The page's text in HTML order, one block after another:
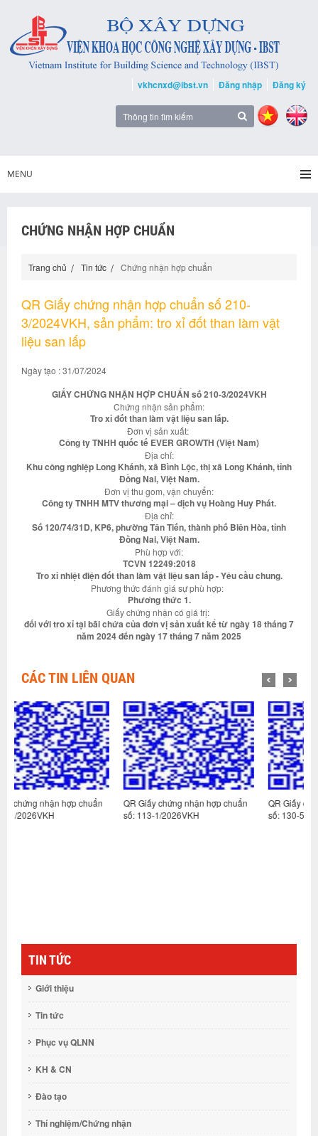
vkhcnxd@ibst.vn Đăng nhập Đăng ký
MENU
CHỨNG NHẬN HỢP CHUẨN
Trang chủ Tin tức Chứng nhận hợp chuẩn
QR Giấy chứng nhận hợp chuẩn số 210-
3/2024VKH, sản phẩm: tro xỉ đốt than làm vật
liệu san lấp
Ngày tạo : 31/07/2024
GIẤY CHỨNG NHẬN HỢP CHUẨN số 210-3/2024VKH
Chứng nhận sản phẩm:
Tro xỉ đốt than làm vật liệu san lấp.
Đơn vị sản xuất:
Công ty TNHH quốc tế EVER GROWTH (Việt Nam)
Địa chỉ:
Khu công nghiệp Long Khánh, xã Bình Lộc, thị xã Long Khánh, tỉnh
Đồng Nai, Việt Nam.
Đơn vị thu gom, vận chuyển:
Công ty TNHH MTV thương mại – dịch vụ Hoàng Huy Phát.
Địa chỉ:
Số 120/74/31D, KP6, phường Tân Tiến, thành phố Biên Hòa, tỉnh
Đồng Nai, Việt Nam.
Phù hợp với:
TCVN 12249:2018
Tro xỉ nhiệt điện đốt than làm vật liệu san lấp - Yêu cầu chung.
Phương thức đánh giá sự phù hợp:
Phương thức 1.
Giấy chứng nhận có giá trị:
đối với tro xỉ tại bãi chứa của đơn vị sản xuất kể từ ngày 18 tháng 7
năm 2024 đến ngày 17 tháng 7 năm 2025
CÁC TIN LIÊN QUAN
QR Giấy chứng nhận hợp chuẩn
số: 113-1/2026VKH
QR Giấy chứng nhận hợp chuẩn
số: 130-5/2026VKH
TIN TỨC
Giới thiệu
Tin tức
Phục vụ QLNN
KH & CN
Đào tạo
Thí nghiệm/Chứng nhận